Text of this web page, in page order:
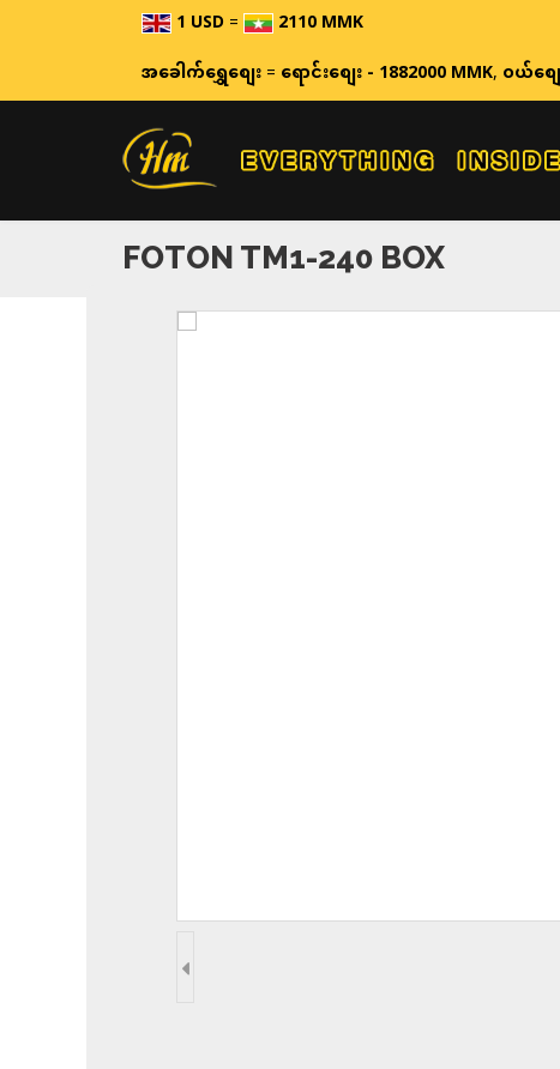
1 USD= 2110 MMK ဈေးနှုန်းများသည် အခ
အခေါက်ရွှေစျေး=ရောင်းစျေး - 1882000 MMK,ဝယ်စျ
FOTON TM1-240 BOX